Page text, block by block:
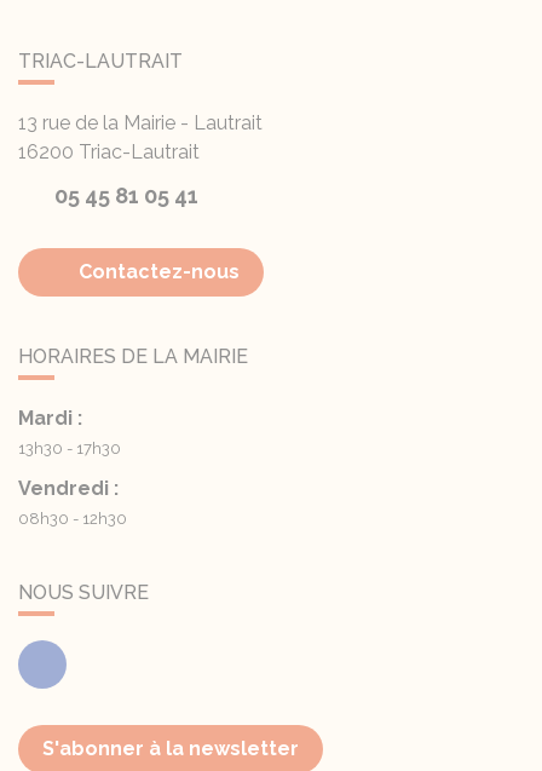
TRIAC-LAUTRAIT
13 rue de la Mairie - Lautrait
16200 Triac-Lautrait
05 45 81 05 41
Contactez-nous
HORAIRES DE LA MAIRIE
Mardi :
13h30 - 17h30
Vendredi :
08h30 - 12h30
NOUS SUIVRE
Facebook
S'abonner à la newsletter